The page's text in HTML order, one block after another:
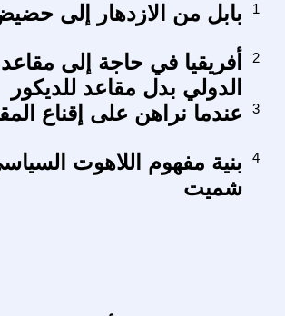
بابل من الازدهار إلى حضيض 1
أفريقيا في حاجة إلى
الدولي بدل مقاعد للديكور
2
عندما نراهن على إقناع 3
شميت
4